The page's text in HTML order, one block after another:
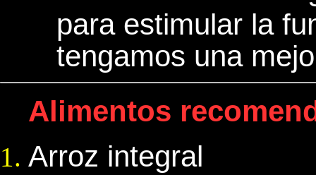
para estimular la
tengamos una
Alimentos
Arroz integral